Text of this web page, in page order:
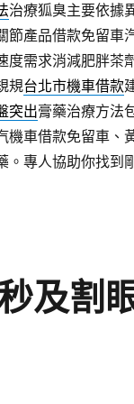
治療狐臭主要依據
節產品借款免留車
度需求消減肥胖茶
規台北市機車借款
突出膏藥治療方法
機車借款免留車、
。專人協助你找到
及割